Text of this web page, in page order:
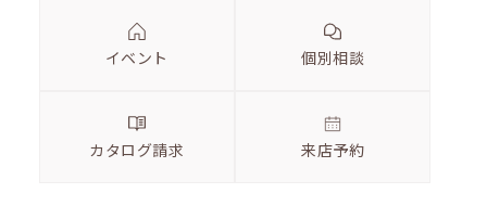
イベント 個別相談
カタログ請求 来店予約